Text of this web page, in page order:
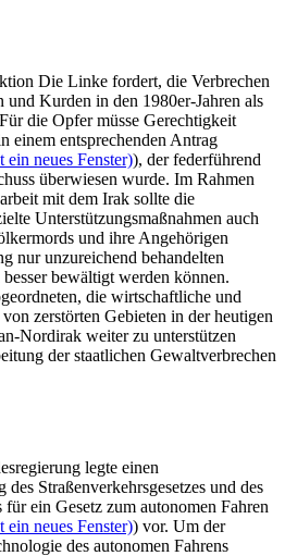
Die Linke fordert, die Verbrechen
Kurden in den 1980er-Jahren als
die Opfer müsse Gerechtigkeit
einem entsprechenden Antrag
neues Fenster)), der federführend
überwiesen wurde. Im Rahmen
mit dem Irak sollte die
Unterstützungsmaßnahmen auch
und ihre Angehörigen
nur unzureichend behandelten
bewältigt werden können.
die wirtschaftliche und
zerstörten Gebieten in der heutigen
Nordirak weiter zu unterstützen
der staatlichen Gewaltverbrechen
legte einen
Straßenverkehrsgesetzes und des
ein Gesetz zum autonomen Fahren
neues Fenster)) vor. Um der
des autonomen Fahrens